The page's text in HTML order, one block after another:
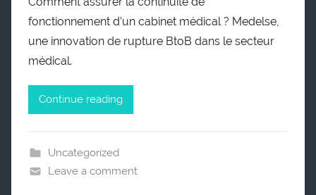
fonctionnement d’un cabinet médical ? Medelse,
une innovation de rupture BtoB dans le secteur
médical.
Continue reading
Uncategorized
Leave a comment